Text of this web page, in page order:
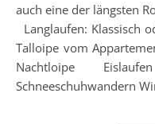
auch eine der längsten
Langlaufen: Klassisch
Talloipe vom
Nachtloipe
Schneeschuhwandern